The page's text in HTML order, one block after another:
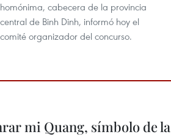
homónima, cabecera de la provincia
central de Binh Dinh, informó hoy el
comité organizador del concurso.
mi Quang, símbolo de la